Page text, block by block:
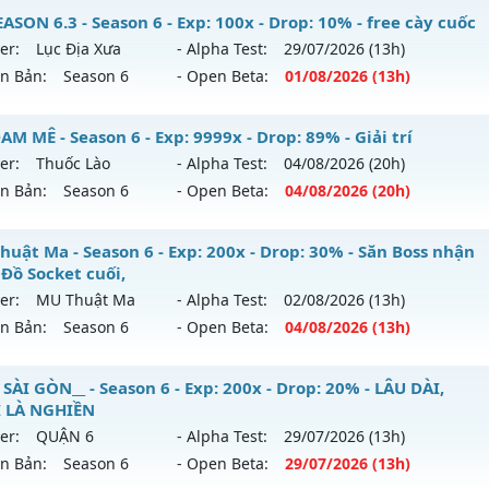
6.3 - Season 6 - Exp: 100x - Drop: 10% - free cày cuốc
Lục Địa Xưa - Alpha Test: 29/07/2026 (13h)
Bản:
Season 6 - Open Beta: 01/08/2026 (13h)
6.3 - free cày cuốc
mới ra tháng 08 2026 - Mở máy chủLục Địa Xưa
reset: Reset In Game
loại: Mu Nguyên bản Webzen
hoàn toàn mới
MÊ - Season 6 - Exp: 9999x - Drop: 89% - Giải trí
Thuốc Lào - Alpha Test: 04/08/2026 (20h)
Bản:
Season 6 - Open Beta: 04/08/2026 (20h)
ĐAM MÊ - Giải trí
mới ra tháng 08 2026 - Mở máy chủThuốc Lào vào 20h
9999x - Drop: 89%
loại: Mu Bán Đồ Full Trong Shop
UGK
Ma - Season 6 - Exp: 200x - Drop: 30% - Săn Boss nhận
Socket cuối,
MU Thuật Ma - Alpha Test: 02/08/2026 (13h)
Bản:
Season 6 - Open Beta: 04/08/2026 (13h)
Thuật Ma - Săn Boss nhận Xu & Đồ Socket cuối,
mới ra tháng 08 2026 - Mở máy chủMU Thuật Ma
200x - Drop: 30%
SÀI GÒN__ - Season 6 - Exp: 200x - Drop: 20% - LÂU DÀI,
LÀ NGHIỀN
QUẬN 6 - Alpha Test: 29/07/2026 (13h)
Bản:
Season 6 - Open Beta: 29/07/2026 (13h)